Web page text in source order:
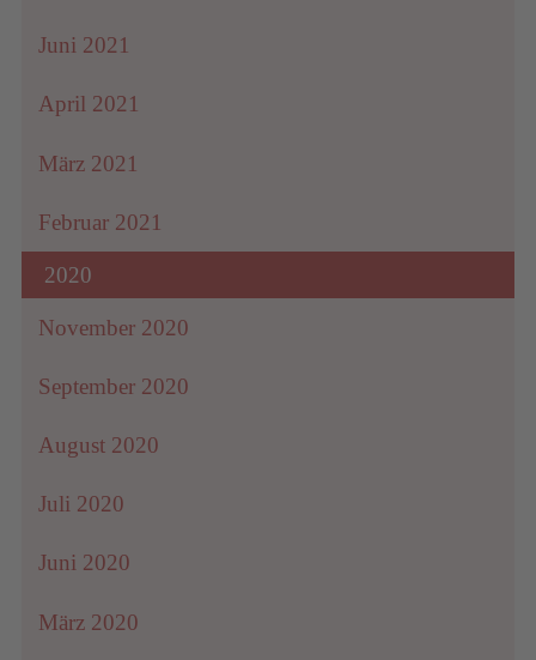
Juni 2021
April 2021
März 2021
Februar 2021
2020
November 2020
September 2020
August 2020
Juli 2020
Juni 2020
März 2020